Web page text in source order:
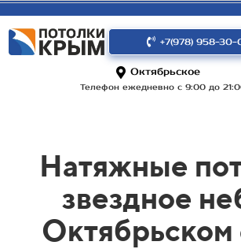
+7(978) 958-30-
Октябрьское
Телефон ежедневно с 9:00 до
Натяжные
звездное
Октябрьском